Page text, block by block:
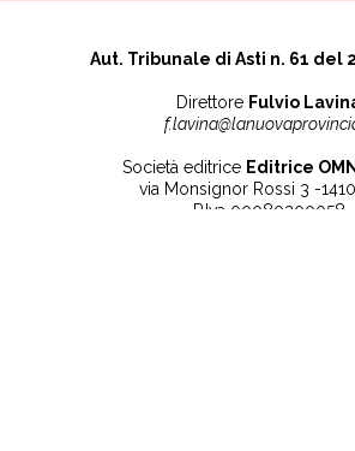
Aut. Tribunale di Asti n. 61 del
Direttore Fulvio
Società editrice Editrice
via Monsignor Rossi 3 -
P.Iva 00080200058